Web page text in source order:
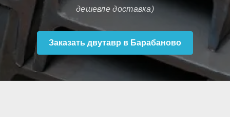
дешевле доставка)
Заказать двутавр в Барабаново